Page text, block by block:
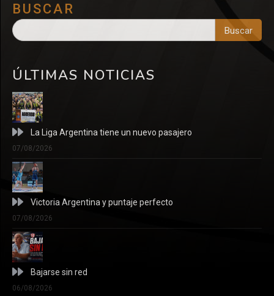
BUSCAR
Buscar
ÚLTIMAS NOTICIAS
La Liga Argentina tiene un nuevo pasajero
07/08/2026
Victoria Argentina y puntaje perfecto
07/08/2026
Bajarse sin red
06/08/2026